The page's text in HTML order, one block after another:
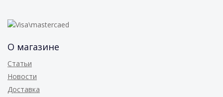
О магазине
Статьи
Новости
Доставка